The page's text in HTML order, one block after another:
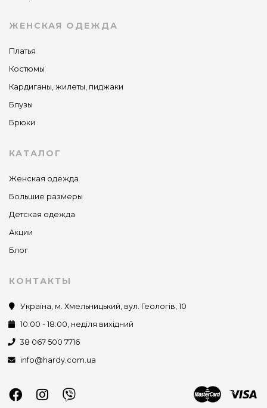
ЖЕНСКАЯ ОДЕЖДА
Платья
Костюмы
Кардиганы, жилеты, пиджаки
Блузы
Брюки
КАТАЛОГ
Женская одежда
Большие размеры
Детская одежда
Акции
Блог
КОНТАКТЫ
Україна, м. Хмельницький, вул. Геологів, 10
10:00 - 18:00, неділя вихідний
38 067 500 7716
info@hardy.com.ua